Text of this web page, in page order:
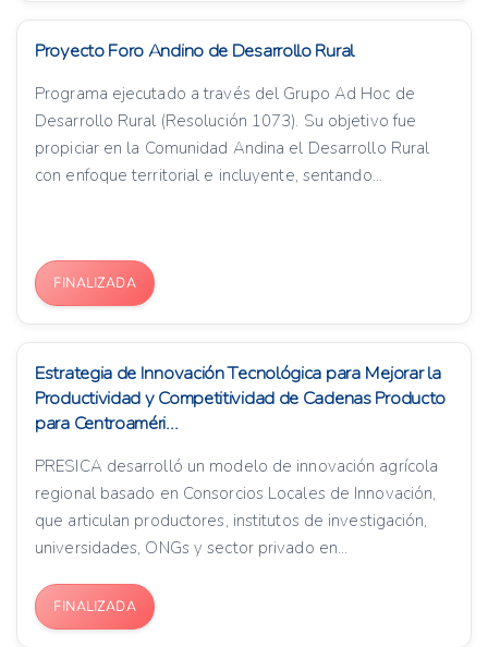
Proyecto Foro Andino de Desarrollo Rural
Programa ejecutado a través del Grupo Ad Hoc de
Desarrollo Rural (Resolución 1073). Su objetivo fue
propiciar en la Comunidad Andina el Desarrollo Rural
con enfoque territorial e incluyente, sentando...
FINALIZADA
Estrategia de Innovación Tecnológica para Mejorar la
Productividad y Competitividad de Cadenas Producto
para Centroaméri...
PRESICA desarrolló un modelo de innovación agrícola
regional basado en Consorcios Locales de Innovación,
que articulan productores, institutos de investigación,
universidades, ONGs y sector privado en...
FINALIZADA